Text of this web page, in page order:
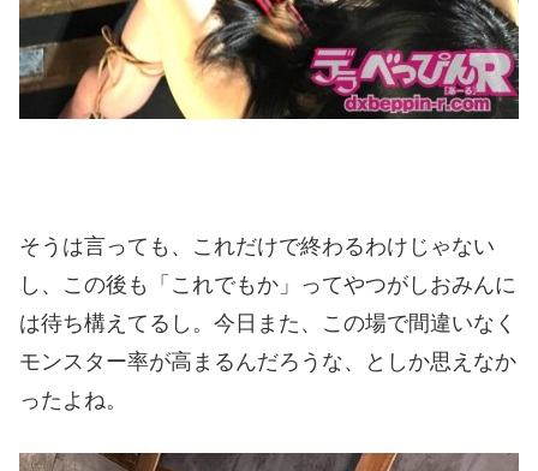
そうは言っても、これだけで終わるわけじゃない
し、この後も「これでもか」ってやつがしおみんに
は待ち構えてるし。今日また、この場で間違いなく
モンスター率が高まるんだろうな、としか思えなか
ったよね。